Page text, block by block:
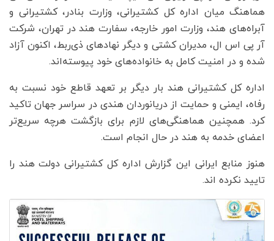
هماهنگ میان اداره کل کشتیرانی، وزارت بنادر، کشتیرانی و
آبراه‌های هند، وزارت امور خارجه، سفارت هند در تهران، شرکت
آر پی اس ال، مدیران کشتی و دیگر نهادهای ذی‌ربط، اکنون آزاد
شده و در امنیت کامل به خانواده‌های خود پیوسته‌اند.
اداره کل کشتیرانی هند بار دیگر بر تعهد قاطع خود نسبت به
رفاه، ایمنی و حمایت از دریانوردان هندی در سراسر جهان تاکید
کرد. همچنین هماهنگی‌های لازم برای بازگشت هرچه سریع‌تر
اعضای خدمه به هند در حال انجام است.
هنوز منابع ایرانی این گزارش اداره کل کشتیرانی دولت هند را
تایید نکرده اند.